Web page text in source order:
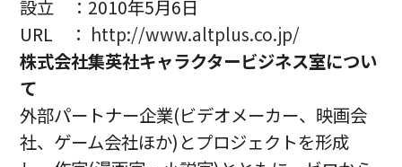
設立 ：2010年5月6日
URL ： http://www.altplus.co.jp/
株式会社集英社キャラクタービジネス室につい
て
外部パートナー企業(ビデオメーカー、映画会
社、ゲーム会社ほか)とプロジェクトを形成